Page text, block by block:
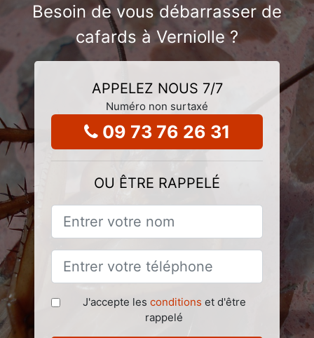
Besoin de vous débarrasser de
cafards à Verniolle ?
APPELEZ NOUS 7/7
Numéro non surtaxé
09 73 76 26 31
OU ÊTRE RAPPELÉ
J'accepte les conditions et d'être
rappelé